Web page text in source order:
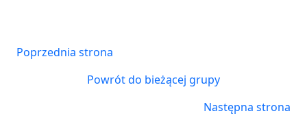
Poprzednia strona
Powrót do bieżącej grupy
Następna strona